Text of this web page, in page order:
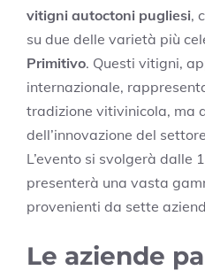
vitigni autoctoni pugliesi,
su due delle varietà più
Primitivo. Questi vitigni,
internazionale,
tradizione vitivinicola, ma
dell’innovazione del
L’evento si svolgerà dalle
presenterà una vasta
provenienti da sette
Le aziende